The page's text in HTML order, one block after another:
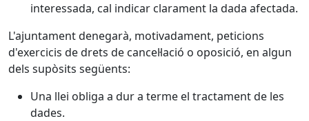
interessada, cal indicar clarament la dada afectada.
L'ajuntament denegarà, motivadament, peticions
d'exercicis de drets de cancel·lació o oposició, en algun
dels supòsits següents:
Una llei obliga a dur a terme el tractament de les
dades.